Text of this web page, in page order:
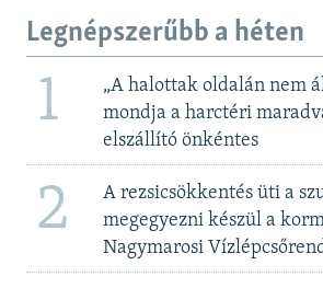
Legnépszerűbb a héten
1
„A halottak oldalán nem
mondja a harctéri
elszállító önkéntes
2
A rezsicsökkentés üti a
megegyezni készül a
Nagymarosi